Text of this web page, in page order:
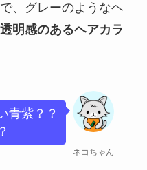
、グレーのようなヘ
明感のあるヘアカラ
ネコちゃん
青紫？？